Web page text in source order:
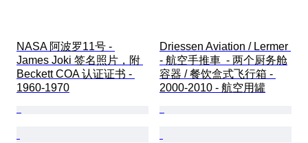
NASA 阿波罗11号 -
James Joki 签名照片，附
Beckett COA 认证证书 -
1960-1970
Driessen Aviation / Lermer
- 航空手推車  - 两个厨务舱
容器 / 餐饮盒式飞行箱 -
2000-2010 - 航空用罐